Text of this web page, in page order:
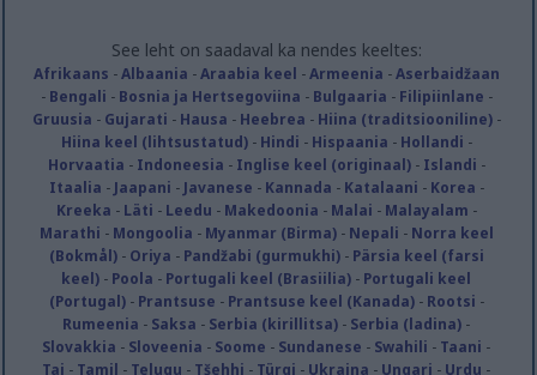
See leht on saadaval ka nendes keeltes:
Afrikaans -Albaania -Araabia keel -Armeenia -Aserbaidžaan
- Bengali - Bosnia ja Hertsegoviina - Bulgaaria - Filipiinlane -
Gruusia - Gujarati - Hausa - Heebrea - Hiina (traditsiooniline)-
Hiina keel (lihtsustatud)- Hindi - Hispaania - Hollandi -
Horvaatia - Indoneesia - Inglise keel (originaal)- Islandi -
Itaalia - Jaapani - Javanese - Kannada - Katalaani - Korea -
Kreeka - Läti - Leedu - Makedoonia - Malai - Malayalam -
Marathi - Mongoolia - Myanmar (Birma)- Nepali - Norra keel
(Bokmål)- Oriya - Pandžabi (gurmukhi)- Pärsia keel (farsi
keel) - Poola - Portugali keel (Brasiilia) - Portugali keel
(Portugal)- Prantsuse - Prantsuse keel (Kanada)- Rootsi -
Rumeenia - Saksa - Serbia (kirillitsa) - Serbia (ladina) -
Slovakkia - Sloveenia - Soome - Sundanese - Swahili - Taani -
Tai - Tamil - Telugu - Tšehhi - Türgi - Ukraina - Ungari - Urdu -